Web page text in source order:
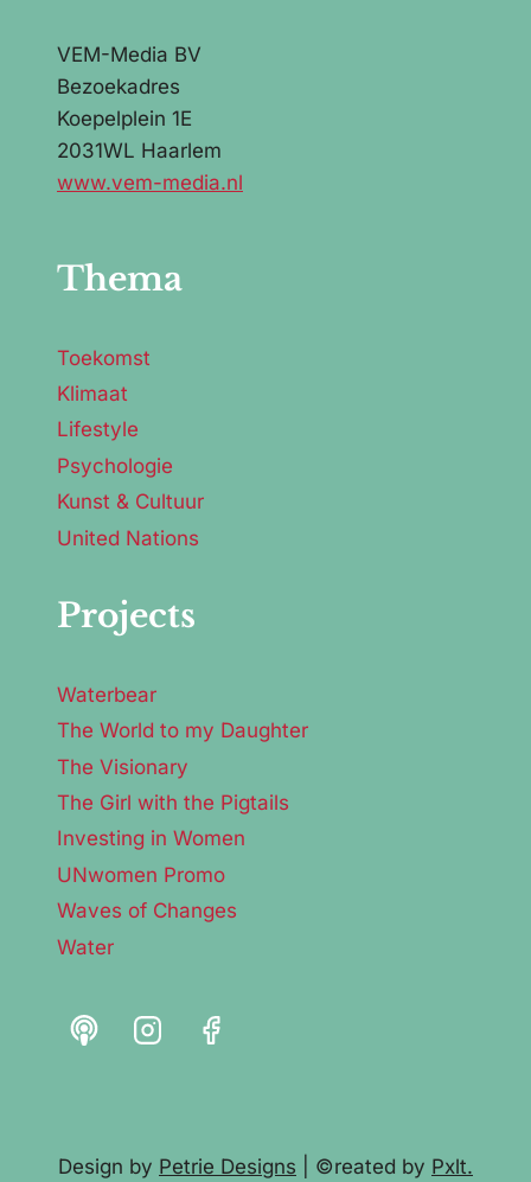
VEM-Media BV
Bezoekadres
Koepelplein 1E
2031WL Haarlem
www.vem-media.nl
Thema
Toekomst
Klimaat
Lifestyle
Psychologie
Kunst & Cultuur
United Nations
Projects
Waterbear
The World to my Daughter
The Visionary
The Girl with the Pigtails
Investing in Women
UNwomen Promo
Waves of Changes
Water
Design by Petrie Designs | ©reated by Pxlt.